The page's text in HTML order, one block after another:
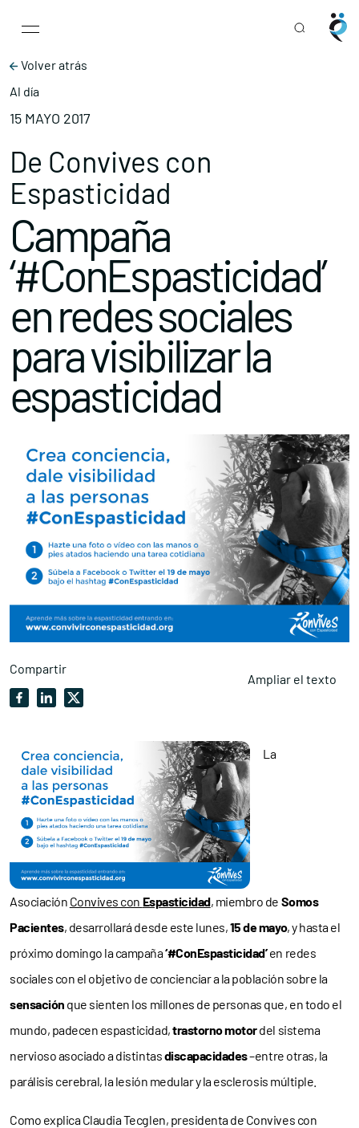
Main Navigation
Volver atrás
Al día
15 MAYO 2017
De Convives con
Espasticidad
Campaña
‘#ConEspasticidad’
en redes sociales
para visibilizar la
espasticidad
Compartir
Ampliar el texto
La
Asociación Convives con Espasticidad, miembro de Somos
Pacientes, desarrollará desde este lunes,15 de mayo, y hasta el
próximo domingo la campaña‘#ConEspasticidad’en redes
sociales con el objetivo de concienciar a la población sobre la
sensación que sienten los millones de personas que, en todo el
mundo, padecen espasticidad,trastorno motordel sistema
nervioso asociado a distintasdiscapacidades–entre otras, la
parálisis cerebral, la lesión medular y la esclerosis múltiple.
Como explica Claudia Tecglen, presidenta de Convives con